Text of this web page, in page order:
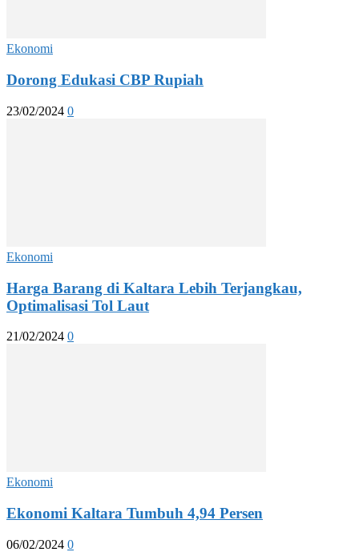
Ekonomi
Dorong Edukasi CBP Rupiah
23/02/2024 0
Ekonomi
Harga Barang di Kaltara Lebih Terjangkau,
Optimalisasi Tol Laut
21/02/2024 0
Ekonomi
Ekonomi Kaltara Tumbuh 4,94 Persen
06/02/2024 0